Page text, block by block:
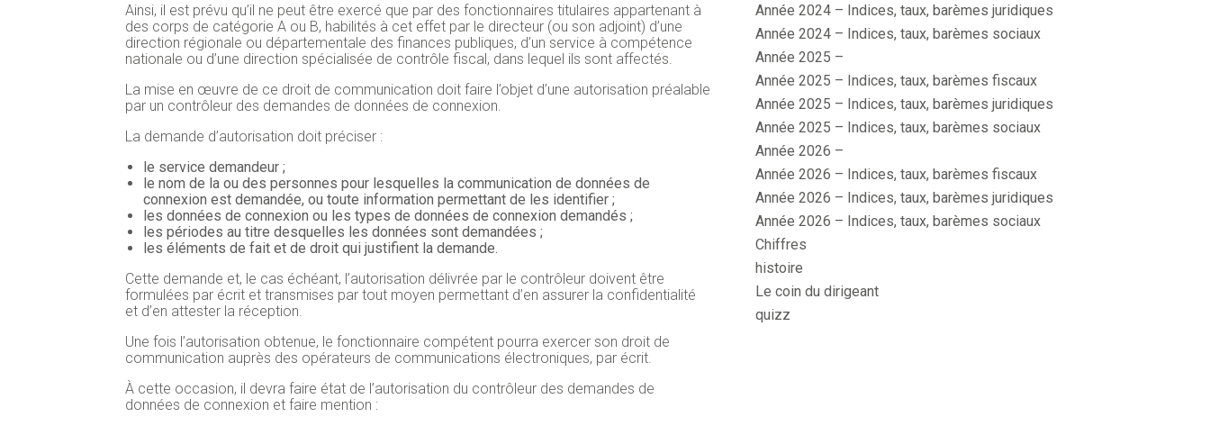
Ainsi, il est prévu qu’il ne peut être exercé que par des fonctionnaires titulaires appartenant à
des corps de catégorie A ou B, habilités à cet effet par le directeur (ou son adjoint) d’une
direction régionale ou départementale des finances publiques, d’un service à compétence
nationale ou d’une direction spécialisée de contrôle fiscal, dans lequel ils sont affectés.
La mise en œuvre de ce droit de communication doit faire l’objet d’une autorisation préalable
par un contrôleur des demandes de données de connexion.
La demande d’autorisation doit préciser :
le service demandeur ;
le nom de la ou des personnes pour lesquelles la communication de données de
connexion est demandée, ou toute information permettant de les identifier ;
les données de connexion ou les types de données de connexion demandés ;
les périodes au titre desquelles les données sont demandées ;
les éléments de fait et de droit qui justifient la demande.
Cette demande et, le cas échéant, l’autorisation délivrée par le contrôleur doivent être
formulées par écrit et transmises par tout moyen permettant d’en assurer la confidentialité
et d’en attester la réception.
Une fois l’autorisation obtenue, le fonctionnaire compétent pourra exercer son droit de
communication auprès des opérateurs de communications électroniques, par écrit.
À cette occasion, il devra faire état de l’autorisation du contrôleur des demandes de
données de connexion et faire mention :
Année 2024 – Indices, taux, barèmes juridiques
Année 2024 – Indices, taux, barèmes sociaux
Année 2025 –
Année 2025 – Indices, taux, barèmes fiscaux
Année 2025 – Indices, taux, barèmes juridiques
Année 2025 – Indices, taux, barèmes sociaux
Année 2026 –
Année 2026 – Indices, taux, barèmes fiscaux
Année 2026 – Indices, taux, barèmes juridiques
Année 2026 – Indices, taux, barèmes sociaux
Chiffres
histoire
Le coin du dirigeant
quizz